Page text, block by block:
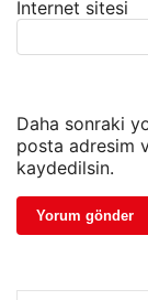
İnternet sitesi
Daha sonraki
posta adresim
kaydedilsin.